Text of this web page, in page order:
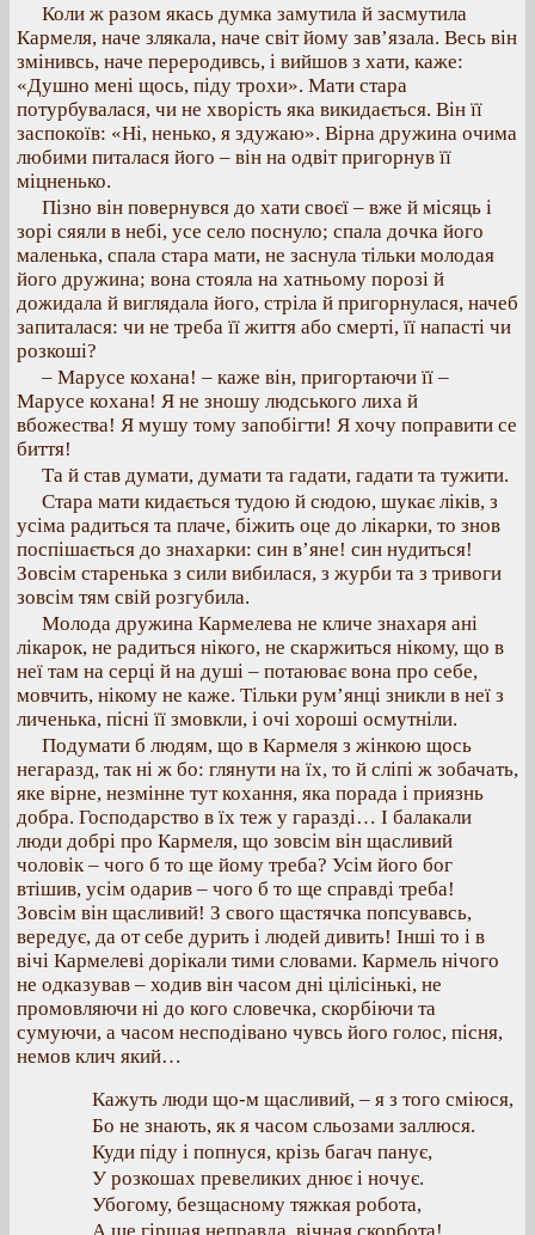
Коли ж разом якась думка замутила й засмутила
Кармеля, наче злякала, наче світ йому зав’язала. Весь він
змінивсь, наче переродивсь, і вийшов з хати, каже:
«Душно мені щось, піду трохи». Мати стара
потурбувалася, чи не хворість яка викидається. Він її
заспокоїв: «Ні, ненько, я здужаю». Вірна дружина очима
любими питалася його – він на одвіт пригорнув її
міцненько.
Пізно він повернувся до хати своєї – вже й місяць і
зорі сяяли в небі, усе село поснуло; спала дочка його
маленька, спала стара мати, не заснула тільки молодая
його дружина; вона стояла на хатньому порозі й
дожидала й виглядала його, стріла й пригорнулася, начеб
запиталася: чи не треба її життя або смерті, її напасті чи
розкоші?
– Марусе кохана! – каже він, пригортаючи її –
Марусе кохана! Я не зношу людського лиха й
вбожества! Я мушу тому запобігти! Я хочу поправити се
биття!
Та й став думати, думати та гадати, гадати та тужити.
Стара мати кидається тудою й сюдою, шукає ліків, з
усіма радиться та плаче, біжить оце до лікарки, то знов
поспішається до знахарки: син в’яне! син нудиться!
Зовсім старенька з сили вибилася, з журби та з тривоги
зовсім тям свій розгубила.
Молода дружина Кармелева не кличе знахаря ані
лікарок, не радиться нікого, не скаржиться нікому, що в
неї там на серці й на душі – потаюває вона про себе,
мовчить, нікому не каже. Тільки рум’янці зникли в неї з
личенька, пісні її змовкли, і очі хороші осмутніли.
Подумати б людям, що в Кармеля з жінкою щось
негаразд, так ні ж бо: глянути на їх, то й сліпі ж зобачать,
яке вірне, незмінне тут кохання, яка порада і приязнь
добра. Господарство в їх теж у гаразді… І балакали
люди добрі про Кармеля, що зовсім він щасливий
чоловік – чого б то ще йому треба? Усім його бог
втішив, усім одарив – чого б то ще справді треба!
Зовсім він щасливий! З свого щастячка попсувавсь,
вередує, да от себе дурить і людей дивить! Інші то і в
вічі Кармелеві дорікали тими словами. Кармель нічого
не одказував – ходив він часом дні цілісінькі, не
промовляючи ні до кого словечка, скорбіючи та
сумуючи, а часом несподівано чувсь його голос, пісня,
немов клич який…
Кажуть люди що-м щасливий, – я з того сміюся,
Бо не знають, як я часом сльозами заллюся.
Куди піду і попнуся, крізь багач панує,
У розкошах превеликих днює і ночує.
Убогому, безщасному тяжкая робота,